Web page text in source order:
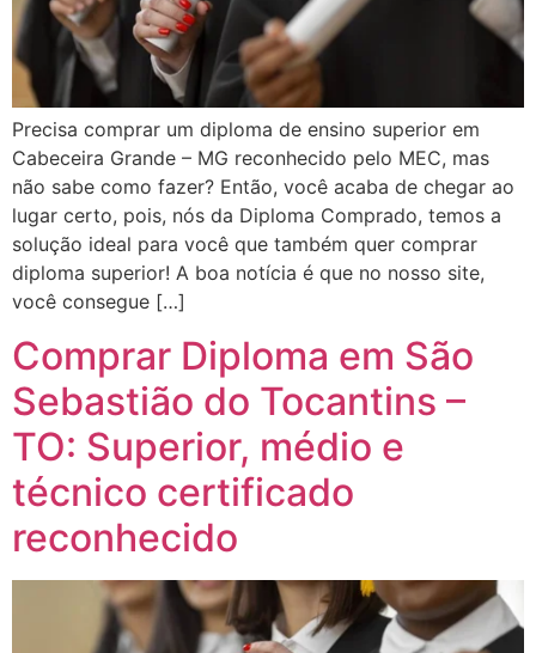
Precisa comprar um diploma de ensino superior em
Cabeceira Grande – MG reconhecido pelo MEC, mas
não sabe como fazer? Então, você acaba de chegar ao
lugar certo, pois, nós da Diploma Comprado, temos a
solução ideal para você que também quer comprar
diploma superior! A boa notícia é que no nosso site,
você consegue […]
Comprar Diploma em São
Sebastião do Tocantins –
TO: Superior, médio e
técnico certificado
reconhecido